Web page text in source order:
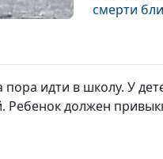
смерти
Дети и
идти в школу. У
должен